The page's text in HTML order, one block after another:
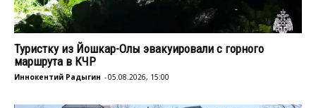
Туристку из Йошкар-Олы эвакуировали с горного
маршрута в КЧР
Иннокентий Радыгин -05.08.2026, 15:00